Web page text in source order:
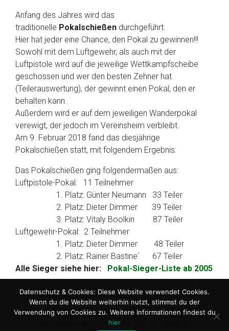
Anfang des Jahres wird das
traditionelle Pokalschießen durchgeführt.
Hier hat jeder eine Chance, den Pokal zu gewinnen!!!
Sowohl mit dem Luftgewehr, als auch mit der
Luftpistole wird auf die jeweilige Wettkampfscheibe
geschossen und wer den besten Zehner hat
(Teilerauswertung), der gewinnt einen Pokal, den er
behalten kann.
Außerdem wird er auf dem jeweiligen Wanderpokal
verewigt, der jedoch im Vereinsheim verbleibt.
Am 9. Februar 2018 fand das diesjährige
Pokalschießen statt, mit folgendem Ergebnis:
Das Pokalschießen ging folgendermaßen aus:
Luftpistole-Pokal: 11 Teilnehmer
1. Platz: Günter Neumann 33 Teiler
2. Platz: Dieter Dimmer 39 Teiler
3. Platz: Vitaly Boolkin 87 Teiler
Luftgewehr-Pokal: 2 Teilnehmer
1. Platz: Dieter Dimmer 48 Teiler
2. Platz: Rainer Bastine´ 67 Teiler
Alle Sieger siehe hier: Pokal-Sieger-Liste ab 2005
SV Diana 1920 Ockstadt e.V.Mitglied im Hessischen
Schützenverband e. V. - Vereins-Nr. 2800016
Datenschutz & Cookies: Diese Website verwendet Cookies.
Wenn du die Website weiterhin nutzt, stimmst du der
Verwendung von Cookies zu. Weitere Informationen findest du
hier